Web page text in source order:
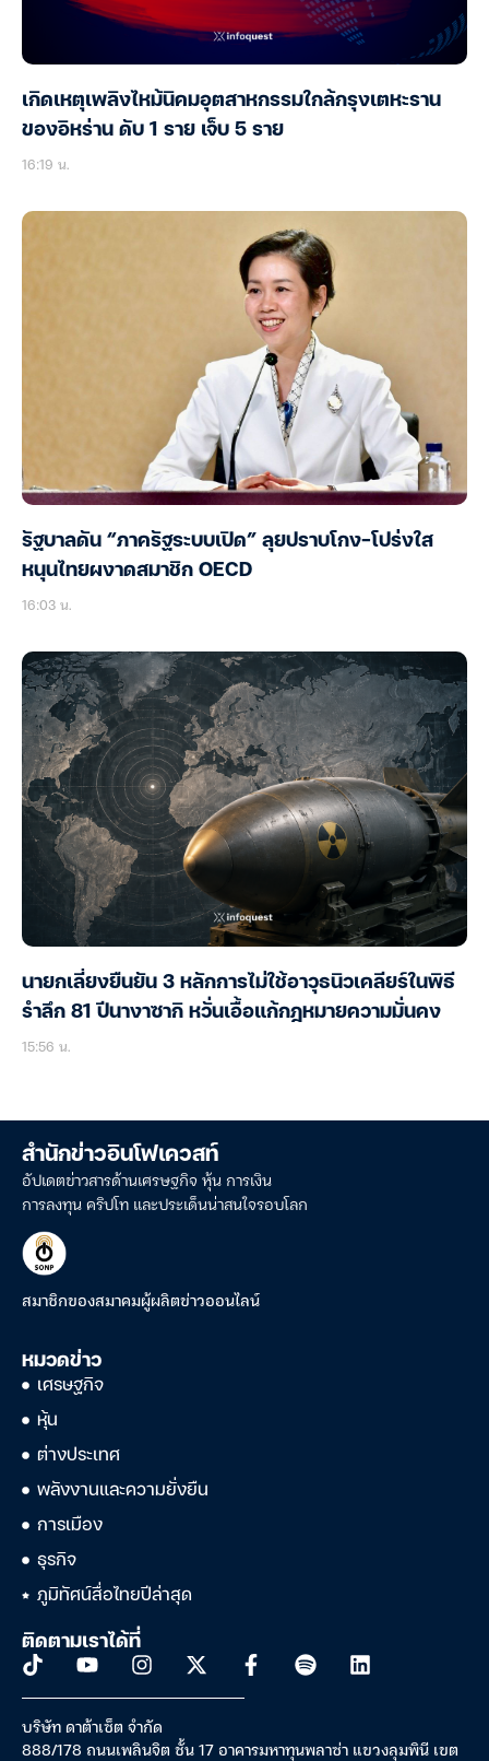
เกิดเหตุเพลิงไหม้นิคมอุตสาหกรรมใกล้กรุงเตหะราน
ของอิหร่าน ดับ 1 ราย เจ็บ 5 ราย
16:19 น.
รัฐบาลดัน “ภาครัฐระบบเปิด” ลุยปราบโกง-โปร่งใส
หนุนไทยผงาดสมาชิก OECD
16:03 น.
นายกเลี่ยงยืนยัน 3 หลักการไม่ใช้อาวุธนิวเคลียร์ในพิธี
รำลึก 81 ปีนางาซากิ หวั่นเอื้อแก้กฎหมายความมั่นคง
15:56 น.
สำนักข่าวอินโฟเควสท์
อัปเดตข่าวสารด้านเศรษฐกิจ หุ้น การเงิน
การลงทุน คริปโท และประเด็นน่าสนใจรอบโลก
สมาชิกของสมาคมผู้ผลิตข่าวออนไลน์
หมวดข่าว
เศรษฐกิจ
หุ้น
ต่างประเทศ
พลังงานและความยั่งยืน
การเมือง
ธุรกิจ
ภูมิทัศน์สื่อไทยปีล่าสุด
ติดตามเราได้ที่
บริษัท ดาต้าเซ็ต จำกัด
888/178 ถนนเพลินจิต ชั้น 17 อาคารมหาทุนพลาซ่า แขวงลุมพินี เขต